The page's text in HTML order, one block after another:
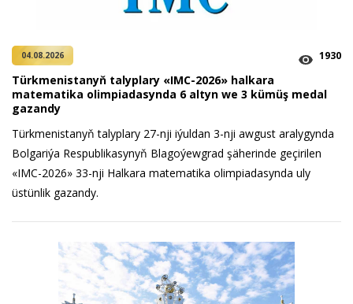
04.08.2026 1930
Türkmenistanyň talyplary «IMC-2026» halkara
matematika olimpiadasynda 6 altyn we 3 kümüş medal
gazandy
Türkmenistanyň talyplary 27-nji iýuldan 3-nji awgust aralygynda
Bolgariýa Respublikasynyň Blagoýewgrad şäherinde geçirilen
«IMC-2026» 33-nji Halkara matematika olimpiadasynda uly
üstünlik gazandy.